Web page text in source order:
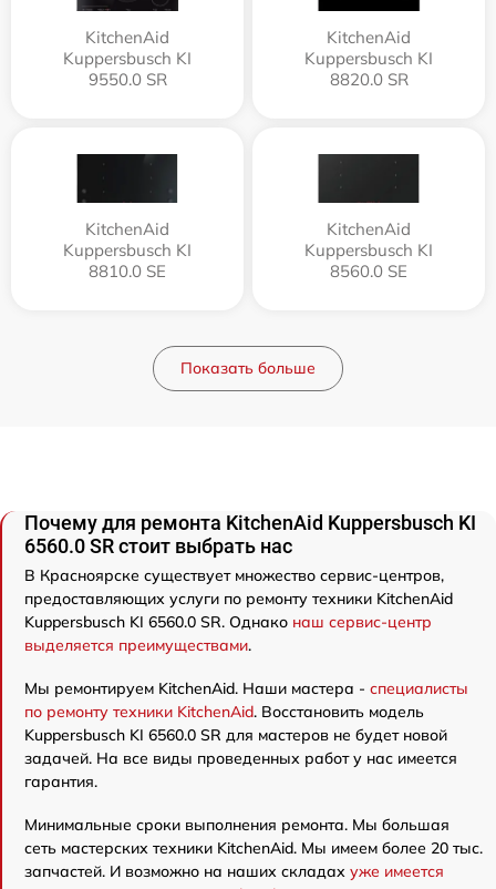
KitchenAid
Kuppersbusch KI
9550.0 SR
KitchenAid
Kuppersbusch KI
8820.0 SR
KitchenAid
Kuppersbusch KI
8810.0 SE
KitchenAid
Kuppersbusch KI
8560.0 SE
Показать больше
Почему для ремонта KitchenAid Kuppersbusch KI
6560.0 SR стоит выбрать нас
В Красноярске существует множество сервис-центров,
предоставляющих услуги по ремонту техники KitchenAid
Kuppersbusch KI 6560.0 SR. Однако наш сервис-центр
выделяется преимуществами.
Мы ремонтируем KitchenAid. Наши мастера - специалисты
по ремонту техники KitchenAid. Восстановить модель
Kuppersbusch KI 6560.0 SR для мастеров не будет новой
задачей. На все виды проведенных работ у нас имеется
гарантия.
Минимальные сроки выполнения ремонта. Мы большая
сеть мастерских техники KitchenAid. Мы имеем более 20 тыс.
запчастей. И возможно на наших складах уже имеется